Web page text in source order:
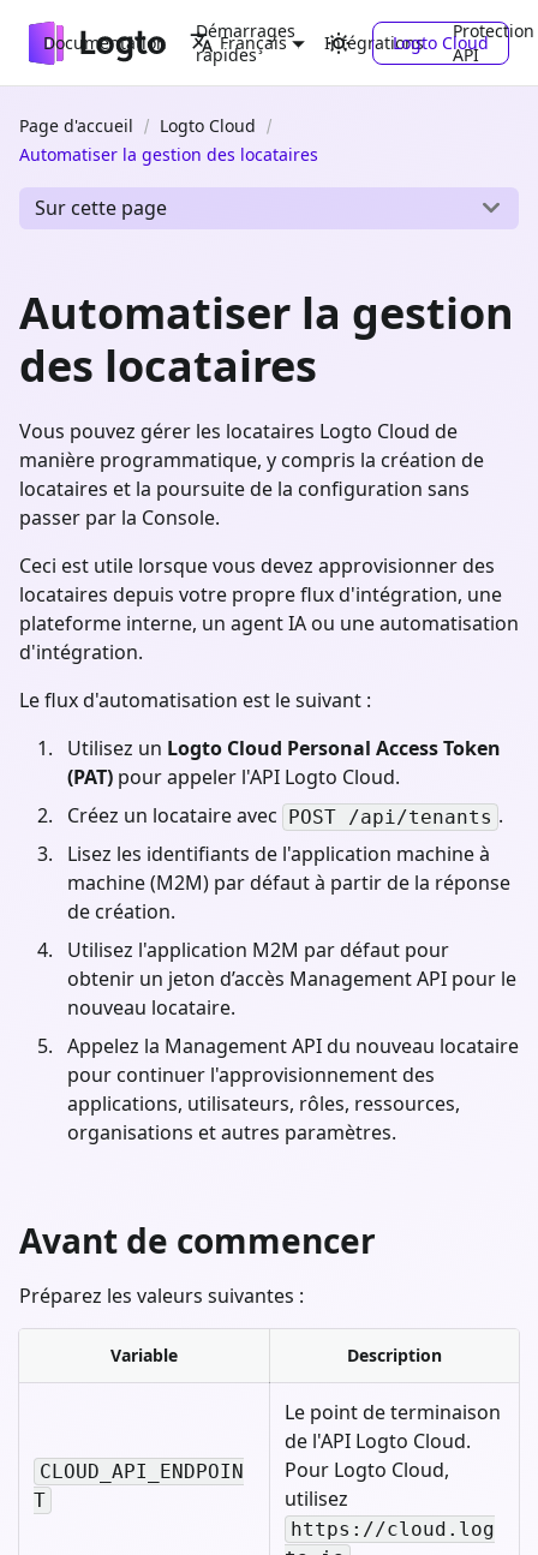
Documentation
Démarrages
rapides
Intégrations
Protection
API
Français Logto Cloud
Page d'accueil
Logto Cloud
Automatiser la gestion des locataires
Sur cette page
Automatiser la gestion
des locataires
Vous pouvez gérer les locataires Logto Cloud de
manière programmatique, y compris la création de
locataires et la poursuite de la configuration sans
passer par la Console.
Ceci est utile lorsque vous devez approvisionner des
locataires depuis votre propre flux d'intégration, une
plateforme interne, un agent IA ou une automatisation
d'intégration.
Le flux d'automatisation est le suivant :
Utilisez un Logto Cloud Personal Access Token
(PAT) pour appeler l'API Logto Cloud.
Créez un locataire avec POST /api/tenants .
Lisez les identifiants de l'application machine à
machine (M2M) par défaut à partir de la réponse
de création.
Utilisez l'application M2M par défaut pour
obtenir un jeton d’accès Management API pour le
nouveau locataire.
Appelez la Management API du nouveau locataire
pour continuer l'approvisionnement des
applications, utilisateurs, rôles, ressources,
organisations et autres paramètres.
Avant de commencer
Préparez les valeurs suivantes :
Variable Description
CLOUD_API_ENDPOIN
T
Le point de terminaison
de l'API Logto Cloud.
Pour Logto Cloud,
utilisez
https://cloud.log